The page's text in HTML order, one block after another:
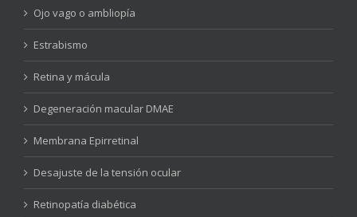
Ojo vago o ambliopía
Estrabismo
Retina y mácula
Degeneración macular DMAE
Membrana Epirretinal
Desajuste de la tensión ocular
Retinopatía diabética